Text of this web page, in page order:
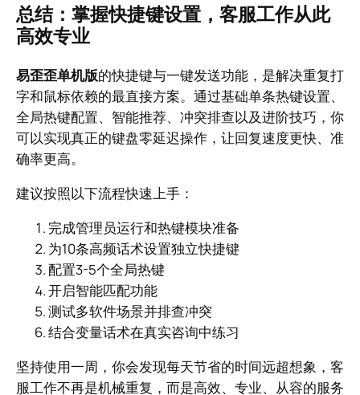
总结：掌握快捷键设置，客服工作从此
高效专业
易歪歪单机版的快捷键与一键发送功能，是解决重复打
字和鼠标依赖的最直接方案。通过基础单条热键设置、
全局热键配置、智能推荐、冲突排查以及进阶技巧，你
可以实现真正的键盘零延迟操作，让回复速度更快、准
确率更高。
建议按照以下流程快速上手：
完成管理员运行和热键模块准备
为10条高频话术设置独立快捷键
配置3-5个全局热键
开启智能匹配功能
测试多软件场景并排查冲突
结合变量话术在真实咨询中练习
坚持使用一周，你会发现每天节省的时间远超想象，客
服工作不再是机械重复，而是高效、专业、从容的服务